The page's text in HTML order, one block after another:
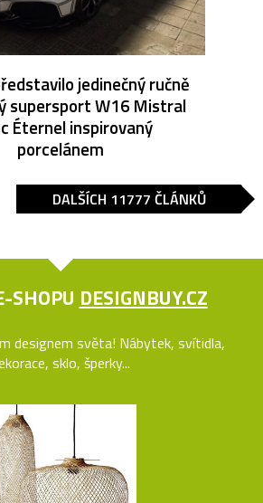
jedinečný ručně
supersport W16 Mistral
Éternel inspirovaný
porcelánem
DALŠÍCH 11777 ČLÁNKŮ
SHOPU DESIGNBUY.CZ
designem světa! Nábytek, svítidla,
sklo, šperky...